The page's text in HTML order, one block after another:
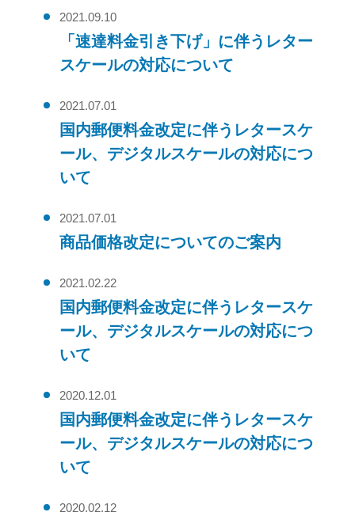
2021.09.10
「速達料金引き下げ」に伴うレター
スケールの対応について
2021.07.01
国内郵便料金改定に伴うレタースケ
ール、デジタルスケールの対応につ
いて
2021.07.01
商品価格改定についてのご案内
2021.02.22
国内郵便料金改定に伴うレタースケ
ール、デジタルスケールの対応につ
いて
2020.12.01
国内郵便料金改定に伴うレタースケ
ール、デジタルスケールの対応につ
いて
2020.02.12